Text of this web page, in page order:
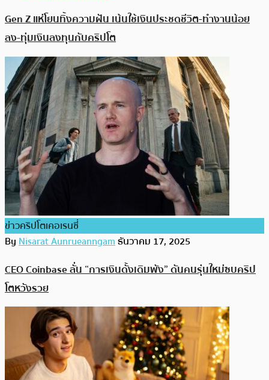
Gen Z แห่โยนทิ้งความฝัน เน้นใช้เงินประชดชีวิต-ทำงานน้อย
ลง-ทุ่มเงินลงทุนกับคริปโต
ข่าวคริปโตเคอเรนซี่
ByNisarat Aunrueanngamธันวาคม 17, 2025
CEO Coinbase ลั่น “การเงินดั้งเดิมพัง” ดันคนรุ่นใหม่ซบคริป
โตหวังรวย